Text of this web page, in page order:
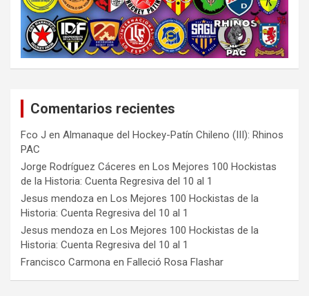
Comentarios recientes
Fco J en Almanaque del Hockey-Patín Chileno (III): Rhinos
PAC
Jorge Rodríguez Cáceres en Los Mejores 100 Hockistas
de la Historia: Cuenta Regresiva del 10 al 1
Jesus mendoza en Los Mejores 100 Hockistas de la
Historia: Cuenta Regresiva del 10 al 1
Jesus mendoza en Los Mejores 100 Hockistas de la
Historia: Cuenta Regresiva del 10 al 1
Francisco Carmona en Falleció Rosa Flashar